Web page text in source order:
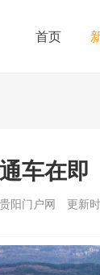
首页
车在即
阳门户网 更新